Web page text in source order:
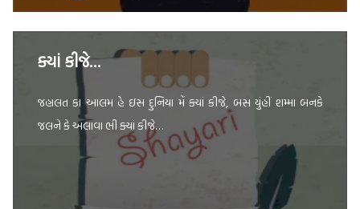
ક્યાં કીજે…
જહાલત કા આલમ હે ઇસ દુનિયા મેં ક્યાં કીજે, બસ યુંહીં શમ્મા બનકે
જલને કે અલાવા ભી ક્યાં કીજે…